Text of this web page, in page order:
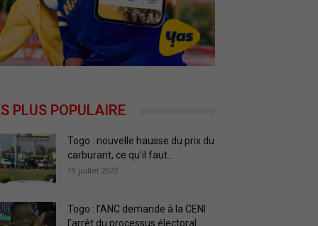
PLUS POPULAIRE
Togo : nouvelle hausse du prix du
carburant, ce qu’il faut...
19 juillet 2022
Togo : l’ANC demande à la CENI
l’arrêt du processus électoral